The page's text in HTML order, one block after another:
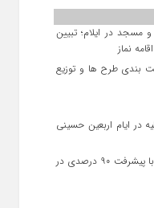
مسجد در ایلام؛ تبیین
نماز
بندی طرح‌ ها و توزیع
در ایام اربعین حسینی
پروژه سازه سنگی و ملاتی کهره هلیلان با پیشرفت ۹۰ درصدی در